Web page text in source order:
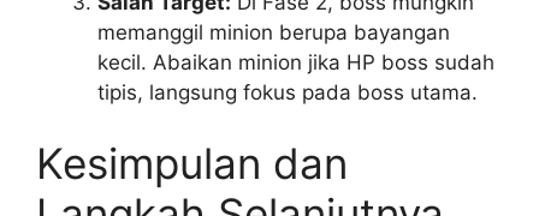
memanggil minion berupa bayangan
kecil. Abaikan minion jika HP boss sudah
tipis, langsung fokus pada boss utama.
Kesimpulan dan